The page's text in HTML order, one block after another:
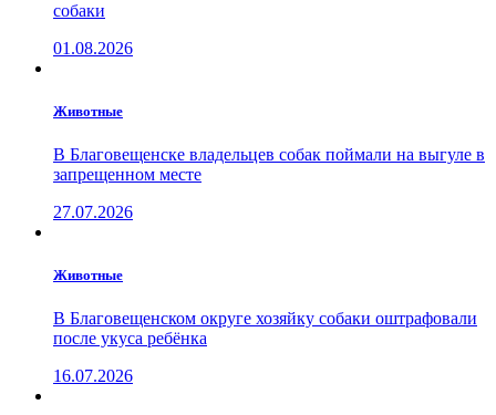
собаки
01.08.2026
Животные
В Благовещенске владельцев собак поймали на выгуле в
запрещенном месте
27.07.2026
Животные
В Благовещенском округе хозяйку собаки оштрафовали
после укуса ребёнка
16.07.2026